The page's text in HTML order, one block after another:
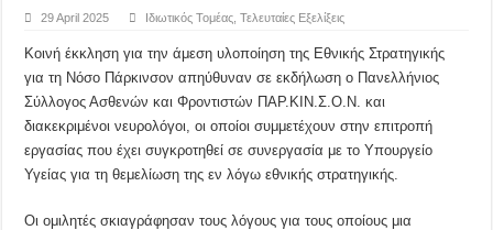
29 April 2025 Ιδιωτικός Τομέας ,Τελευταίες Εξελίξεις
Κοινή έκκληση για την άμεση υλοποίηση της Εθνικής Στρατηγικής
για τη Νόσο Πάρκινσον απηύθυναν σε εκδήλωση ο Πανελλήνιος
Σύλλογος Ασθενών και Φροντιστών ΠΑΡ.ΚΙΝ.Σ.Ο.Ν. και
διακεκριμένοι νευρολόγοι, οι οποίοι συμμετέχουν στην επιτροπή
εργασίας που έχει συγκροτηθεί σε συνεργασία με το Υπουργείο
Υγείας για τη θεμελίωση της εν λόγω εθνικής στρατηγικής.
Οι ομιλητές σκιαγράφησαν τους λόγους για τους οποίους μια